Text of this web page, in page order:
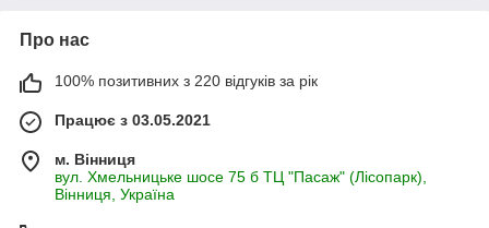
Про нас
100% позитивних з 220 відгуків за рік
Працює з 03.05.2021
м. Вінниця
вул. Хмельницьке шосе 75 б ТЦ "Пасаж" (Лісопарк),
Вінниця, Україна